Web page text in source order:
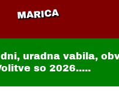
MARICA
, uradna vabila,
so 2026.....